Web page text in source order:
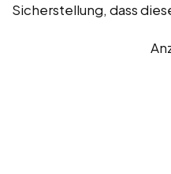
Sicherstellung, dass